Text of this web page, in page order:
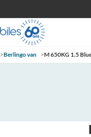
>Berlingo van >M 650KG 1.5